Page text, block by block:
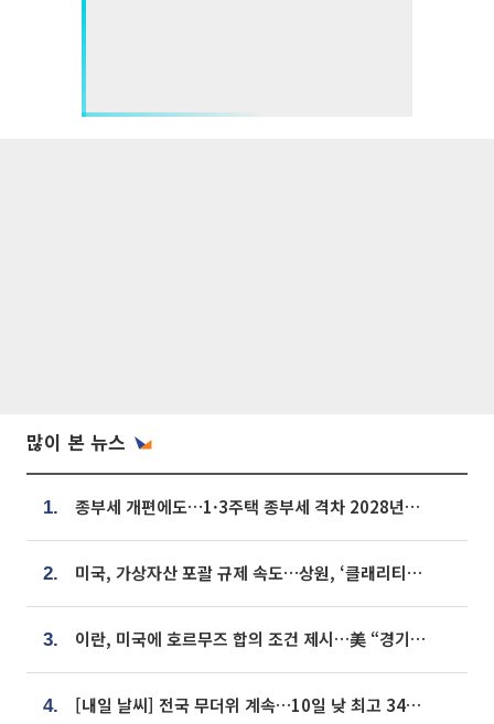
많이 본 뉴스
1. 종부세 개편에도…1·3주택 종부세 격차 2028년부터 확대
2. 미국, 가상자산 포괄 규제 속도…상원, ‘클래리티법’ 9월 절차투표 추진
3. 이란, 미국에 호르무즈 합의 조건 제시…美 “경기 아직 안 끝나” [종합]
4. [내일 날씨] 전국 무더위 계속…10일 낮 최고 34도 육박